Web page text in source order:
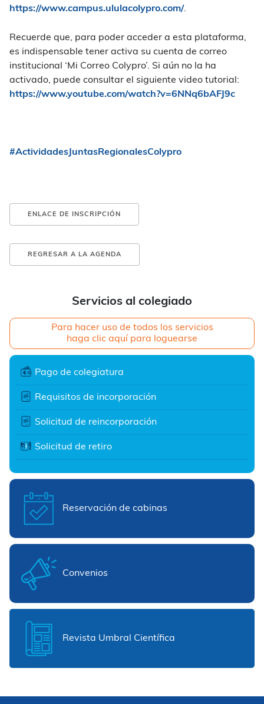
Servicios al colegiado
Para hacer uso de todos los servicios
haga clic aquí para loguearse
Pago de colegiatura
Requisitos de incorporación
Solicitud de reincorporación
Solicitud de retiro
Reservación de cabinas
Convenios
Revista Umbral Científica
https://www.campus.ululacolypro.com/.
Recuerde que, para poder acceder a esta plataforma,
es indispensable tener activa su cuenta de correo
institucional ‘Mi Correo Colypro’. Si aún no la ha
activado, puede consultar el siguiente video tutorial:
https://www.youtube.com/watch?v=6NNq6bAFJ9c
#ActividadesJuntasRegionalesColypro
ENLACE DE INSCRIPCIÓN
REGRESAR A LA AGENDA